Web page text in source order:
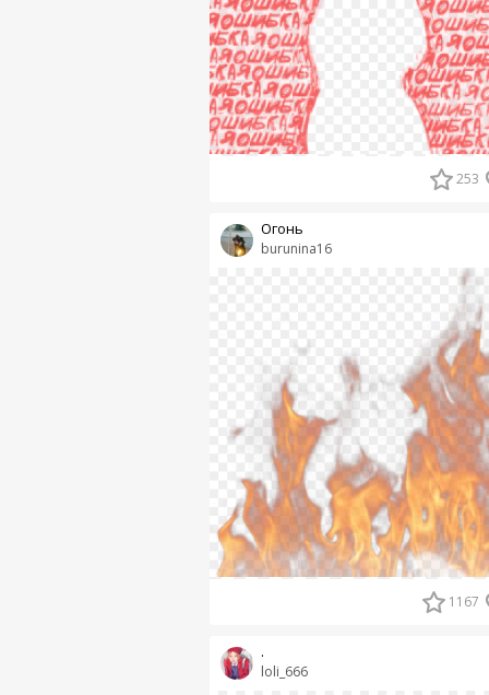
253
burunina16
Огонь
1167
loli_666
.